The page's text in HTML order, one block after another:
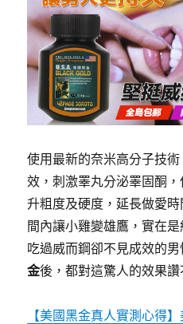
使用最新的奈米高分子技
效，刺激睪丸分泌睪固酮
升粗度及硬度，延長做愛
間內讓小雞變雄鷹，實在
吃過威而鋼卻不見成效的
金後，都對這驚人的效果讚
【美國黑金真人實測心得